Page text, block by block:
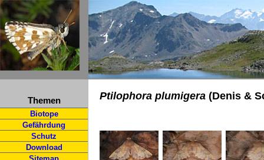
Themen
Biotope
Gefährdung
Schutz
Download
Ptilophora plumigera (Denis &